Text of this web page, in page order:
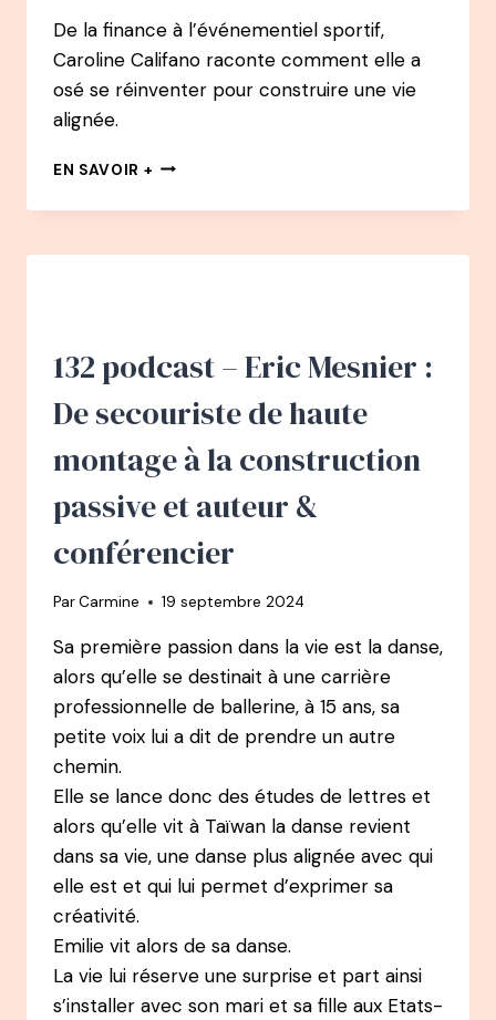
CHAMPION
DU
MONDE
D’APNÉE
De la finance à l’événementiel sportif,
Caroline Califano raconte comment elle a
osé se réinventer pour construire une vie
alignée.
EN SAVOIR + 144
–
CALIFANO
À
DE
PROJETS
SPORTIFS
132 podcast – Eric Mesnier :
De secouriste de haute
montage à la construction
passive et auteur &
conférencier
ParCarmine 19 septembre 2024
Sa première passion dans la vie est la danse,
alors qu’elle se destinait à une carrière
professionnelle de ballerine, à 15 ans, sa
petite voix lui a dit de prendre un autre
chemin.
Elle se lance donc des études de lettres et
alors qu’elle vit à Taïwan la danse revient
dans sa vie, une danse plus alignée avec qui
elle est et qui lui permet d’exprimer sa
créativité.
Emilie vit alors de sa danse.
La vie lui réserve une surprise et part ainsi
s’installer avec son mari et sa fille aux Etats-